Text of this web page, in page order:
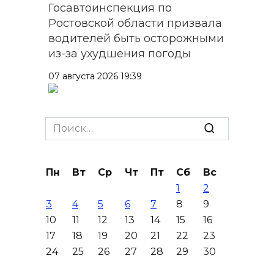
Госавтоинспекция по
Ростовской области призвала
водителей быть осторожными
из-за ухудшения погоды
07 августа 2026 19:39
и турниры: как в Ростове
отметят День физкультурника
В Таганроге из-за аварии
отключили свет на четырех
улицах
07 августа 2026 18:42
Search
for:
Пн Вт Ср Чт Пт Сб
Вс
1
2
3
4 5 6 7 8
9
10
11 12 13 14 15
16
17
18 19 20 21 22
23
24
25 26 27 28 29
30